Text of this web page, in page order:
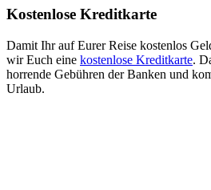
Kostenlose Kreditkarte
Damit Ihr auf Eurer Reise kostenlos
wir Euch eine kostenlose Kreditkarte.
horrende Gebühren der Banken und
Urlaub.